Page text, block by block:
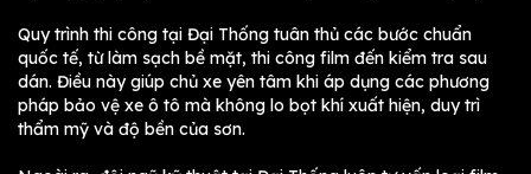
Quy trình thi công tại Đại Thống tuân thủ các bước chuẩn
quốc tế, từ làm sạch bề mặt, thi công film đến kiểm tra sau
dán. Điều này giúp chủ xe yên tâm khi áp dụng các phương
pháp bảo vệ xe ô tô mà không lo bọt khí xuất hiện, duy trì
thẩm mỹ và độ bền của sơn.